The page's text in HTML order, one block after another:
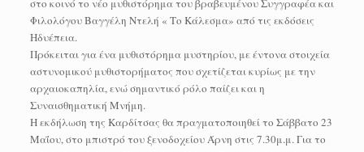
στο κοινό το νέο μυθιστόρημα του βραβευμένου Συγγραφέα και
Φιλολόγου Βαγγέλη Ντελή « Το Κάλεσμα» από τις εκδόσεις
Ηδυέπεια.
Πρόκειται για ένα μυθιστόρημα μυστηρίου, με έντονα στοιχεία
αστυνομικού μυθιστορήματος που σχετίζεται κυρίως με την
αρχαιοκαπηλία, ενώ σημαντικό ρόλο παίζει και η
Συναισθηματική Μνήμη.
Η εκδήλωση της Καρδίτσας θα πραγματοποιηθεί το Σάββατο 23
Μαΐου, στο μπιστρό του ξενοδοχείου Άρνη στις 7.30μ.μ. Για το